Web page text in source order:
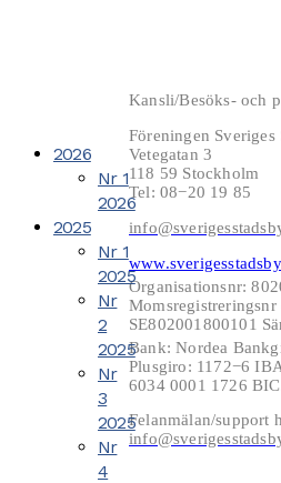
2026
Nr 1
2026
2025
Nr 1
2025
Nr
2
2025
Nr
3
2025
Nr
4
Kansli/Besöks- och
Föreningen Sveriges
Vetegatan 3
118 59 Stockholm
Tel: 08−20 19 85
Organisationsnr:
Momsregistreringsnr
SE802001800101
Bank: Nordea
Plusgiro: 1172−6
6034 0001 1726
Felanmälan/support